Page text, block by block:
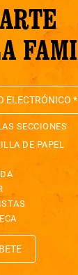
SECCIONES
DE PAPEL